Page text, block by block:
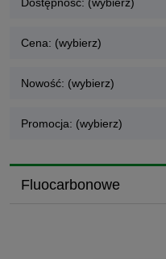
Dostępność: (wybierz)
Cena: (wybierz)
Nowość: (wybierz)
Promocja: (wybierz)
Fluocarbonowe